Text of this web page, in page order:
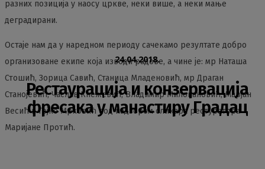
24.04.2018.
Рестаурација и конзервација
фресака у манастиру Градац
разних позиција у наосу цркве, неки више, а неки мање
деградирани.
Остаје нам да у наредном периоду сачекамо резултате добро
организоване екипе која изводи радове, а чине је: мр Наташа
Стошић, Зорица Савић, Станица Младеновић, мр Драган
Станојевић, Часлав Кнежевић, Владимир Миловановић, Марјан
Весић и Гојко Мрковић под надзором сликара рестуратора
Маријане Протић.